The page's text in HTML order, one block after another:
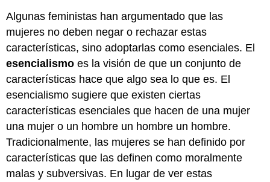
Algunas feministas han argumentado que las
mujeres no deben negar o rechazar estas
características, sino adoptarlas como esenciales. El
esencialismo es la visión de que un conjunto de
características hace que algo sea lo que es. El
esencialismo sugiere que existen ciertas
características esenciales que hacen de una mujer
una mujer o un hombre un hombre un hombre.
Tradicionalmente, las mujeres se han definido por
características que las definen como moralmente
malas y subversivas. En lugar de ver estas